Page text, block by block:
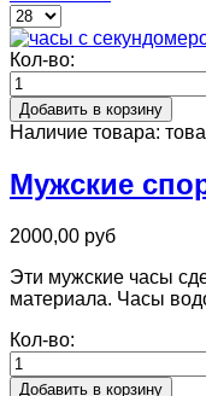
Кол-во:
Наличие товара:
Мужские
2000,00 руб
Эти мужские часы
материала. Часы
Кол-во: